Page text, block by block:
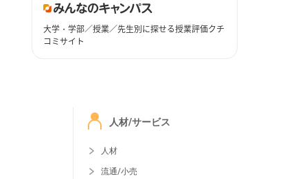
大学・学部／授業／先生別に探せる授業評価クチ
コミサイト
人材/サービス
人材
流通/小売